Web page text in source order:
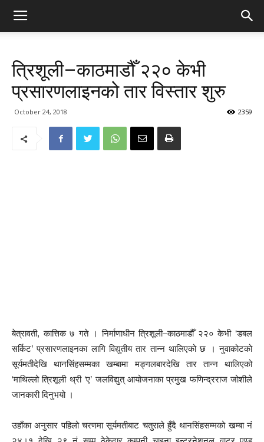
त्रिशूली–काठमाडौँ २२० केभी
प्रसारणलाइनको तार विस्तार शुरु
October 24, 2018 2359
बेत्रावती, कात्तिक ७ गते । निर्माणाधीन त्रिशूली–काठमाडौँ २२० केभी ‘डबल
सर्किट’ प्रसारणलाइनका लागि विद्युतीय तार तान्न थालिएको छ । नुवाकोटको
सूर्यमतीदेखि थानसिंहसम्मका खम्बामा मङ्गलबारदेखि तार तान्न थालिएको
‘माथिल्लो त्रिशूली थ्री ‘ए’ जलविद्युत् आयोजनाका प्रमुख फणिन्द्रराज जोशीले
जानकारी दिनुभयो ।
उहाँका अनुसार पहिलो चरणमा सूर्यमतीबाट चतुराले हुँदै थानसिंहसम्मको खम्बा नं